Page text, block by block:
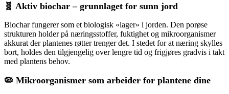
🧬 Aktiv biochar – grunnlaget for sunn jord
Biochar fungerer som et biologisk «lager» i jorden. Den porøse
strukturen holder på næringsstoffer, fuktighet og mikroorganismer
akkurat der plantenes røtter trenger det. I stedet for at næring skylles
bort, holdes den tilgjengelig over lengre tid og frigjøres gradvis i takt
med plantens behov.
🦠 Mikroorganismer som arbeider for plantene dine